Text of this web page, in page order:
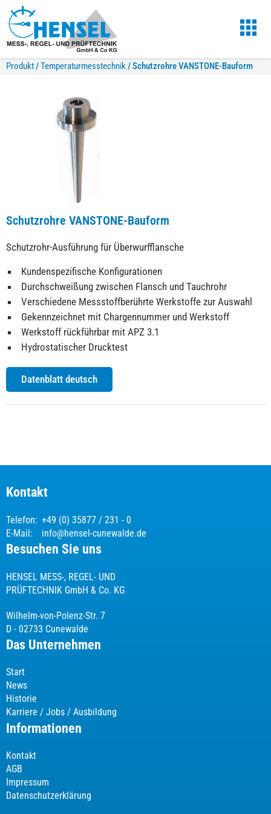
Produkt/Temperaturmesstechnik/Schutzrohre VANSTONE-Bauform
Schutzrohre VANSTONE-Bauform
Schutzrohr-Ausführung für Überwurfflansche
Kundenspezifische Konfigurationen
Durchschweißung zwischen Flansch und Tauchrohr
Verschiedene Messstoffberührte Werkstoffe zur Auswahl
Gekennzeichnet mit Chargennummer und Werkstoff
Werkstoff rückführbar mit APZ 3.1
Hydrostatischer Drucktest
Datenblatt deutsch
Kontakt
Telefon: +49 (0) 35877 / 231 - 0
E-Mail:
info@hensel-cunewalde.de
Besuchen Sie uns
HENSEL MESS-, REGEL- UND
PRÜFTECHNIK GmbH & Co. KG
Wilhelm-von-Polenz-Str. 7
D - 02733 Cunewalde
Das Unternehmen
Start
News
Historie
Karriere / Jobs / Ausbildung
Informationen
Kontakt
AGB
Impressum
Datenschutzerklärung